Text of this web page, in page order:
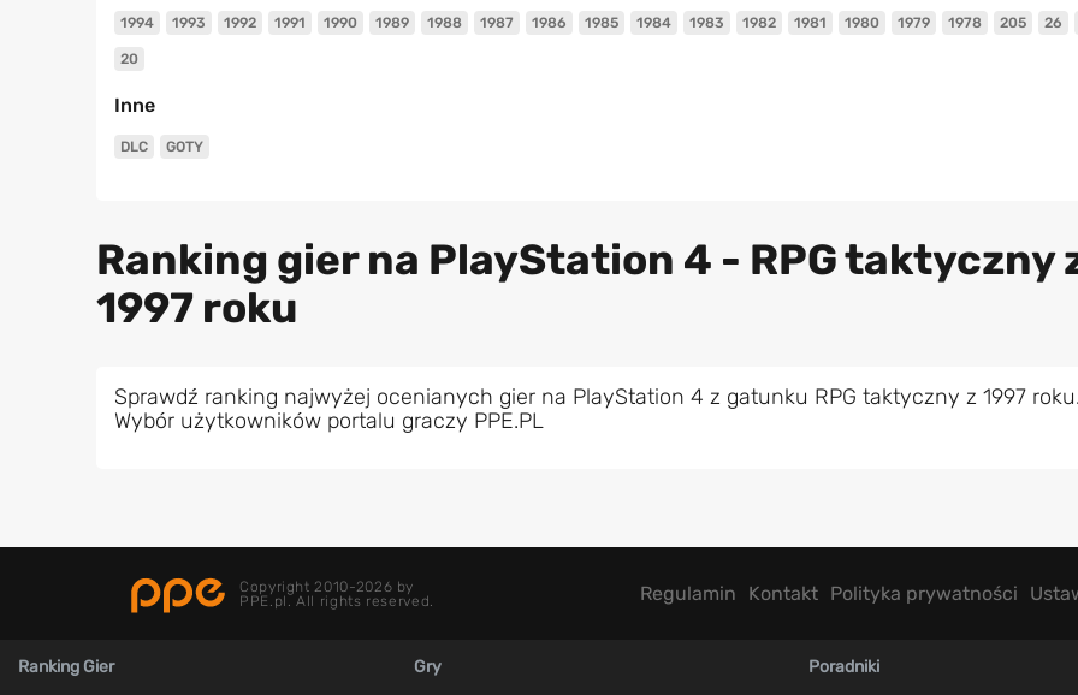
1994 1993 1992 1991 1990 1989 1988 1987 1986 1985 1984 1983 1982 1981 1980 1979 1978 205 26
20
Inne
DLC GOTY
Ranking gier na PlayStation 4 - RPG taktyczny
1997 roku
Sprawdź ranking najwyżej ocenianych gier na PlayStation 4 z gatunku RPG taktyczny z 1997 roku.
Wybór użytkowników portalu graczy PPE.PL
Copyright 2010-2026 by
PPE.pl. All rights reserved.
Regulamin Kontakt Polityka prywatności
Ranking Gier Gry Poradniki